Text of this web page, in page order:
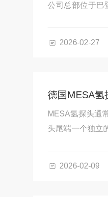
公司总部位于巴
2026-02-27
德国MESA氢
MESA氢探头通
头尾端一个独立
2026-02-09